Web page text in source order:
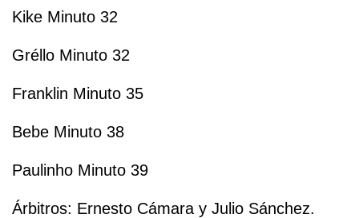
Kike Minuto 32
Gréllo Minuto 32
Franklin Minuto 35
Bebe Minuto 38
Paulinho Minuto 39
Árbitros: Ernesto Cámara y Julio Sánchez.